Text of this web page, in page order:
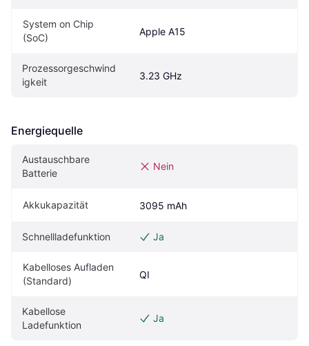
System on Chip
(SoC)
Apple A15
Prozessorgeschwind
igkeit
3.23 GHz
Energiequelle
Austauschbare
Batterie
Nein
Akkukapazität 3095 mAh
Schnellladefunktion Ja
Kabelloses Aufladen
(Standard)
QI
Kabellose
Ladefunktion
Ja